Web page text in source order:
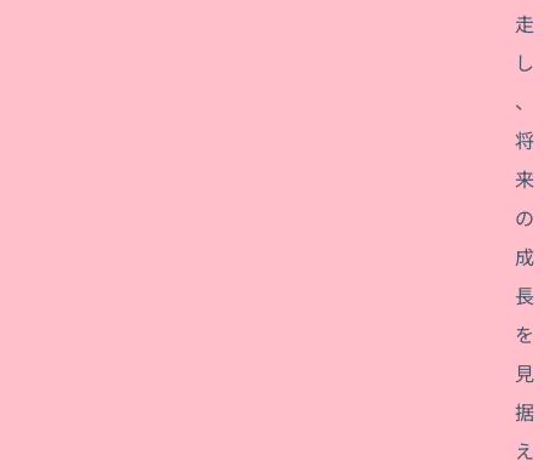
走
し
、
将
来
の
成
長
を
見
据
え